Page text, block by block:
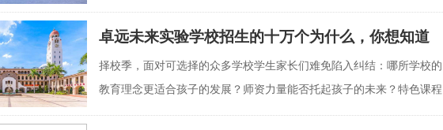
在深圳锦绣
卓远未来实验学校招生的十万个为什么，你想知道
择校季，面对可选择的众多学校学生家长们难免陷入纠结：哪所学校的
教育理念更适合孩子的发展？师资力量能否托起孩子的未来？特色课程
如何与